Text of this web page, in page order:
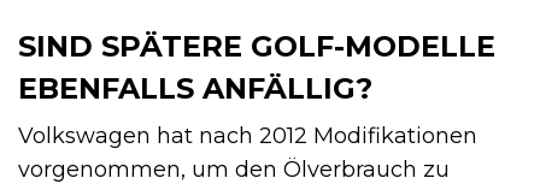
SIND SPÄTERE GOLF-MODELLE
EBENFALLS ANFÄLLIG?
Volkswagen hat nach 2012 Modifikationen
vorgenommen, um den Ölverbrauch zu